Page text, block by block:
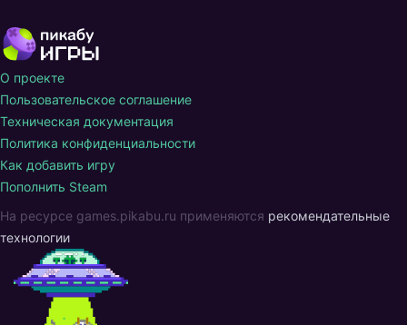
О проекте
Пользовательское соглашение
Техническая документация
Политика конфиденциальности
Как добавить игру
Пополнить Steam
На ресурсе games.pikabu.ru применяются рекомендательные
технологии